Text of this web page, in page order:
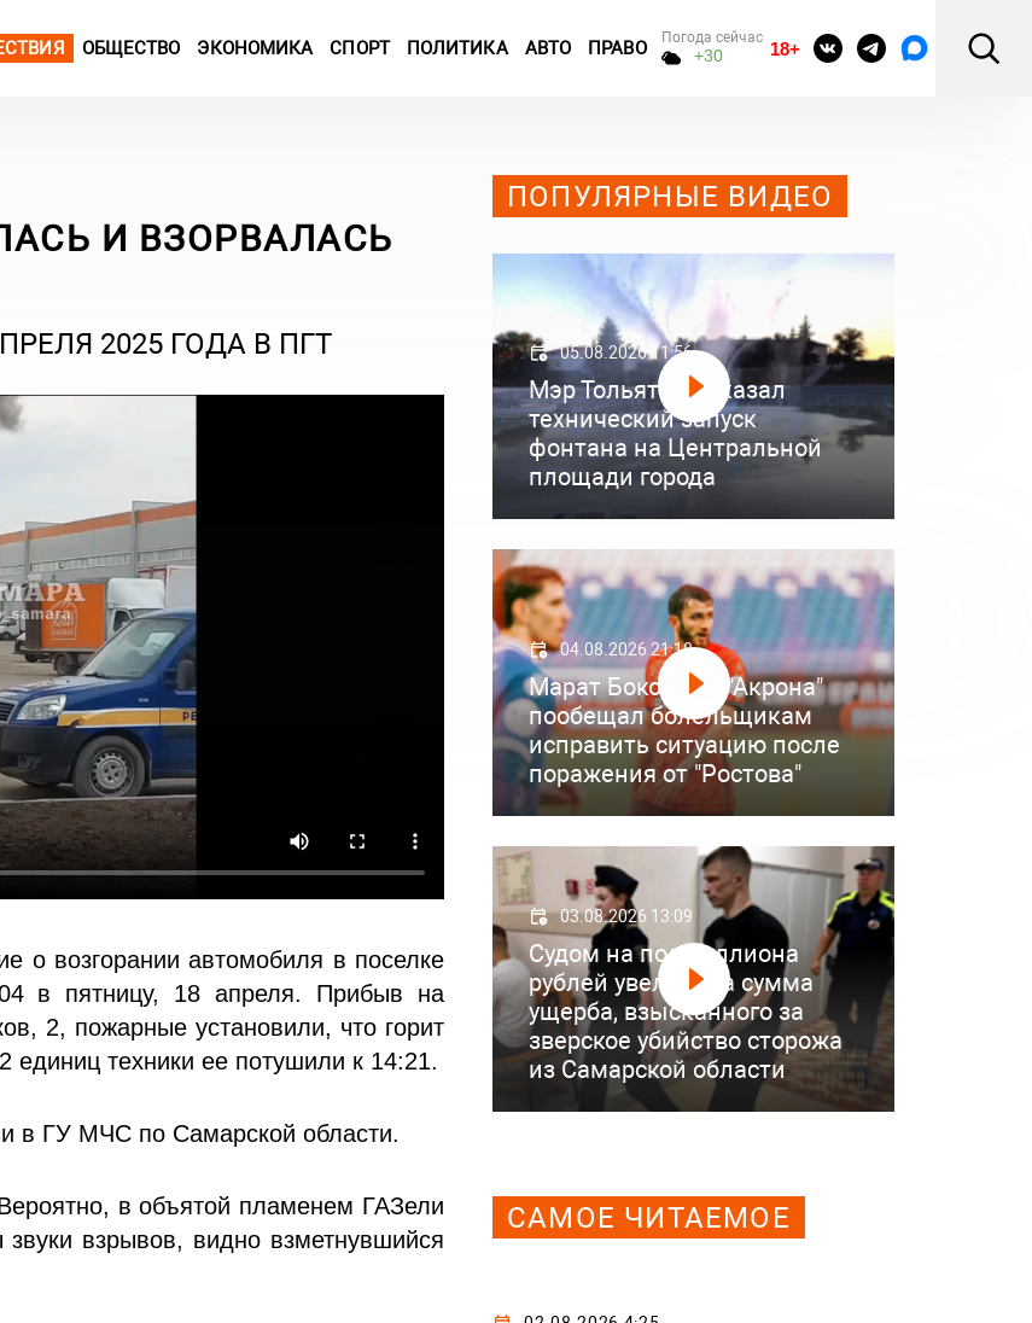
ОБЩЕСТВО ЭКОНОМИКА СПОРТ ПОЛИТИКА АВТО ПРАВО Погода сейчас
+30 18+
И ВЗОРВАЛАСЬ
2025 ГОДА В ПГТ
о возгорании автомобиля в поселке
в пятницу, 18 апреля. Прибыв на
2, пожарные установили, что горит
техники ее потушили к 14:21.
в ГУ МЧС по Самарской области.
в объятой пламенем ГАЗели
взрывов, видно взметнувшийся
ПОПУЛЯРНЫЕ ВИДЕО
05.08.2026 11:56
Мэр Тольятти показал
технический запуск
фонтана на Центральной
площади города
04.08.2026 21:18
Марат Бокоев из "Акрона"
пообещал болельщикам
исправить ситуацию после
поражения от "Ростова"
03.08.2026 13:09
Судом на полмиллиона
рублей увеличена сумма
ущерба, взысканного за
зверское убийство сторожа
из Самарской области
САМОЕ ЧИТАЕМОЕ